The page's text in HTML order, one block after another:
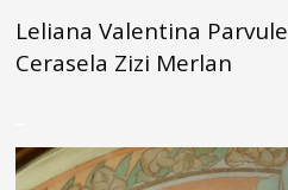
Leliana Valentina
Cerasela Zizi Merlan